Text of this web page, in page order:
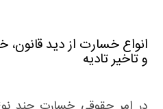
انواع خسارت از دید
و تاخیر تادیه